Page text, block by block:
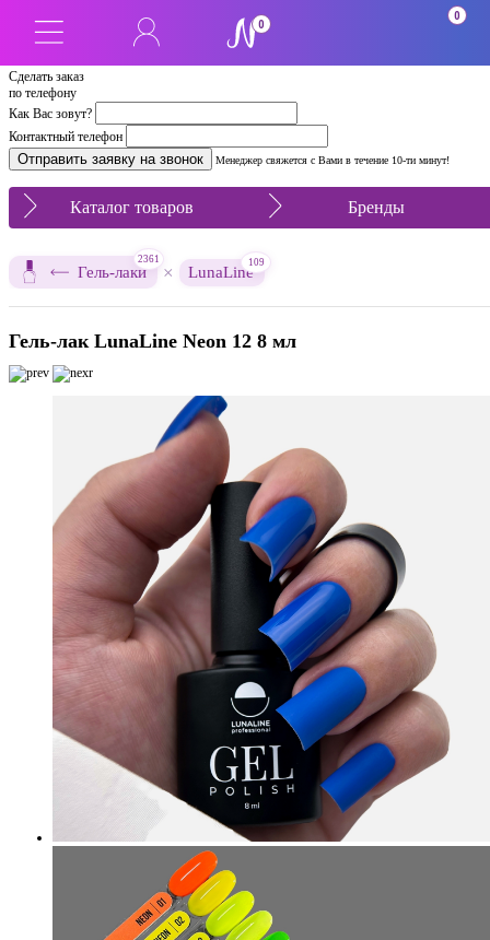
Сделать заказ
по телефону
Как Вас зовут?
Контактный телефон
Менеджер свяжется с Вами в течение 10-ти минут!
0
0
Каталог товаров Бренды
Гель-лаки
2361
× LunaLine
109
Гель-лак LunaLine Neon 12 8 мл